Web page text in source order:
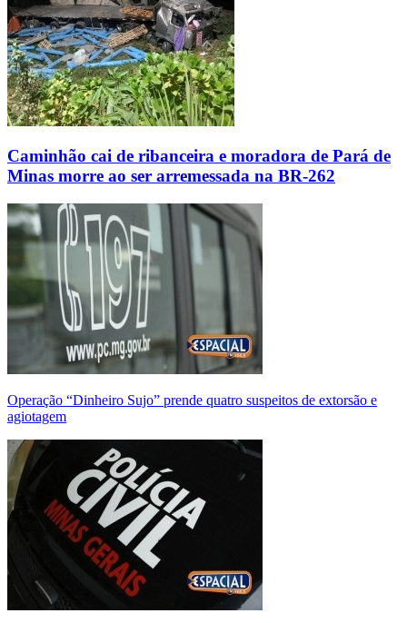
Caminhão cai de ribanceira e moradora de Pará de
Minas morre ao ser arremessada na BR-262
Operação “Dinheiro Sujo” prende quatro suspeitos de extorsão e
agiotagem